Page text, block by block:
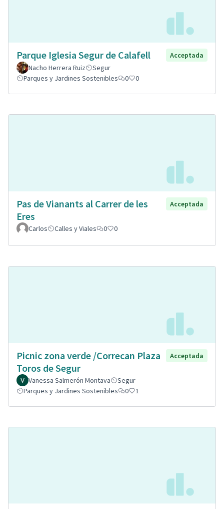
Parque Iglesia Segur de Calafell
Acceptada
Nacho Herrera Ruiz
Segur
Parques y Jardines Sostenibles
0 0
Pas de Vianants al Carrer de les
Eres
Acceptada
Carlos Calles y Viales 0 0
Picnic zona verde /Correcan Plaza
Toros de Segur
Acceptada
Vanessa Salmerón Montava
Segur
Parques y Jardines Sostenibles
0 1